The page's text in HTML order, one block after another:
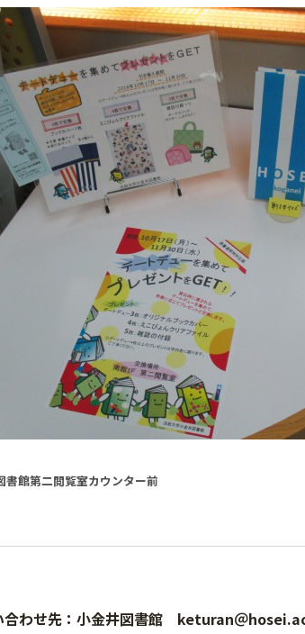
書館第二閲覧室カウンター前
合わせ先：小金井図書館 keturan＠